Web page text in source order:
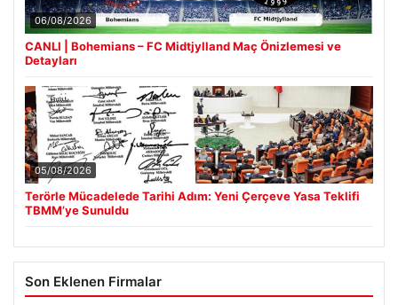
06/08/2026
CANLI | Bohemians – FC Midtjylland Maç Önizlemesi ve
Detayları
05/08/2026
Terörle Mücadelede Tarihi Adım: Yeni Çerçeve Yasa Teklifi
TBMM’ye Sunuldu
Son Eklenen Firmalar